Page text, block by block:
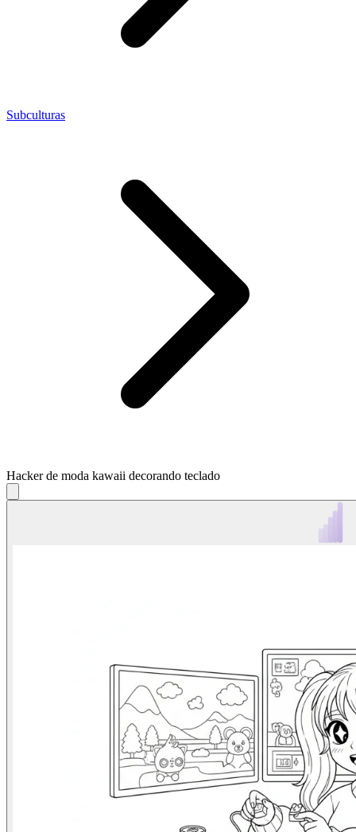
Subculturas
Hacker de moda kawaii decorando teclado